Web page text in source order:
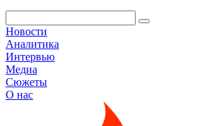
Новости
Аналитика
Интервью
Медиа
Сюжеты
О нас